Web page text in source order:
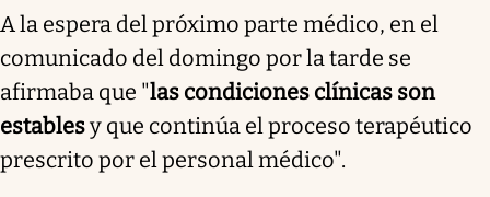
A la espera del próximo parte médico, en el
comunicado del domingo por la tarde se
afirmaba que "las condiciones clínicas son
establesy que continúa el proceso terapéutico
prescrito por el personal médico".